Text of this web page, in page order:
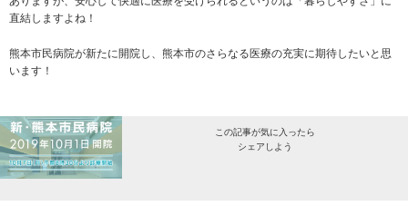
直結しますよね！
熊本市民病院が新たに開院し、熊本市のさらなる医療の充実に期待したいと思
います！
この記事が気に入ったら
シェアしよう